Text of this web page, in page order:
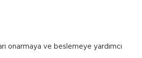
onarmaya ve beslemeye yardımcı